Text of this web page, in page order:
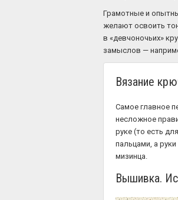
Грамотные и
желают освоить
в «девчоночьих»
замыслов —
Вязание
Самое главное
несложное
руке (то есть
пальцами, а
мизинца.
Вышивка.